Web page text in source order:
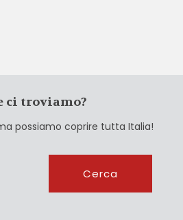
ci troviamo?
possiamo coprire tutta Italia!
Cerca